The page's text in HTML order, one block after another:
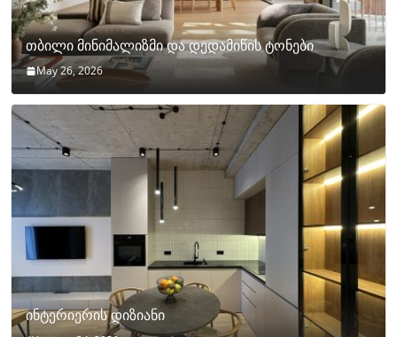
თბილი მინიმალიზმი და დედამიწის ტონები
May 26, 2026
ინტერიერის დიზიანი